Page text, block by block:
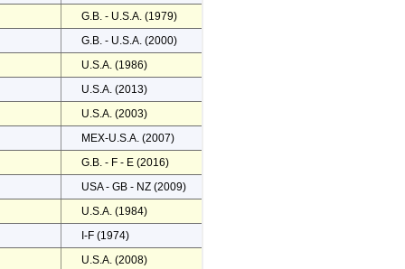
G.B. - U.S.A. (1979)
G.B. - U.S.A. (2000)
U.S.A. (1986)
U.S.A. (2013)
U.S.A. (2003)
MEX-U.S.A. (2007)
G.B. - F - E (2016)
USA - GB - NZ (2009)
U.S.A. (1984)
I-F (1974)
U.S.A. (2008)